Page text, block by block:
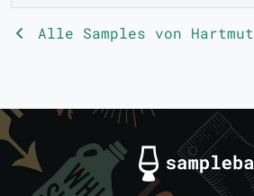
Alle Samples von Hartmut